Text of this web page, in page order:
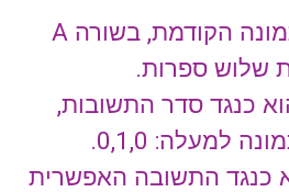
כפי שמופיע בתמונה הקודמת, בשורה A
שלוש ספרות.
כנגד סדר התשובות,
למעלה: 0,1,0.
כנגד התשובה האפשרית